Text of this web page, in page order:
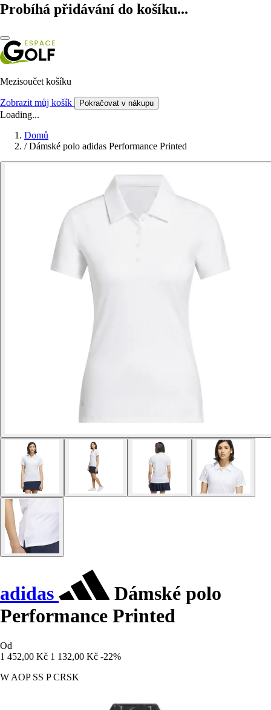
Probíhá přidávání do košíku...
Mezisoučet košíku
Zobrazit můj košík Pokračovat v nákupu
Loading...
Domů
/ Dámské polo adidas Performance Printed
adidas
Dámské polo
Performance Printed
Od
1 452,00 Kč 1 132,00 Kč -22%
W AOP SS P CRSK